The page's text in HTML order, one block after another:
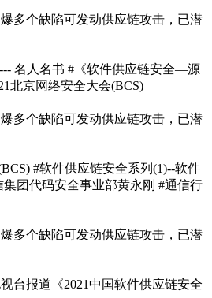
名人名书 #《软件供应链安全—源
北京网络安全大会(BCS)
#软件供应链安全系列(1)--软件
团代码安全事业部黄永刚 #通信行
台报道《2021中国软件供应链安全